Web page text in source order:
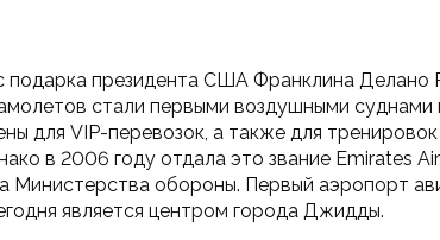
подарка президента США Франклина Делано
стали первыми воздушными суднами
для VIP-перевозок, а также для
в 2006 году отдала это звание Emirates
Министерства обороны. Первый аэропорт
является центром города Джидды.